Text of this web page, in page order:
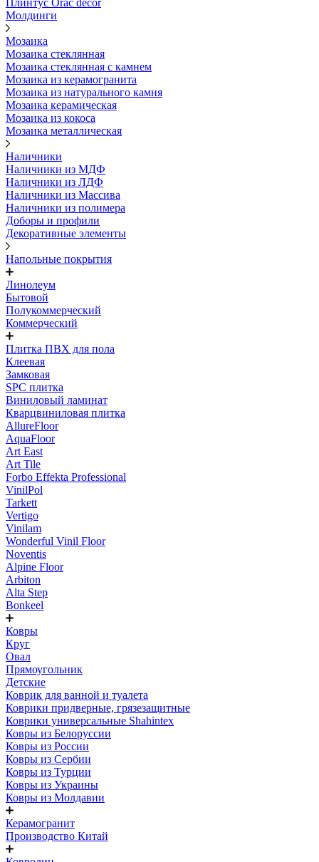
Плинтус Orac decor
Молдинги
Мозаика
Мозаика стеклянная
Мозаика стеклянная с камнем
Мозаика из керамогранита
Мозаика из натурального камня
Мозаика керамическая
Мозаика из кокоса
Мозаика металлическая
Наличники
Наличники из МДФ
Наличники из ЛДФ
Наличники из Массива
Наличники из полимера
Доборы и профили
Декоративные элементы
Напольные покрытия
Линолеум
Бытовой
Полукоммерческий
Коммерческий
Плитка ПВХ для пола
Клеевая
Замковая
SPC плитка
Виниловый ламинат
Кварцвиниловая плитка
AllureFloor
AquaFloor
Art East
Art Tile
Forbo Effekta Professional
VinilPol
Tarkett
Vertigo
Vinilam
Wonderful Vinil Floor
Noventis
Alpine Floor
Arbiton
Alta Step
Bonkeel
Ковры
Круг
Овал
Прямоугольник
Детские
Коврик для ванной и туалета
Коврики придверные, грязезащитные
Коврики универсальные Shahintex
Ковры из Белоруссии
Ковры из России
Ковры из Сербии
Ковры из Турции
Ковры из Украины
Ковры из Молдавии
Керамогранит
Производство Китай